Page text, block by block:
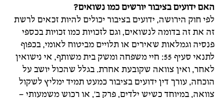
האם ידועים בציבור יורשים כמו נשואים?
לפי חוק הירושה, ידועים בציבור יכולים להיות זכאים לרשת
זה את זה בדומה לנשואים, וגם לזכויות כמו זכויות בכספי
פנסיה וגמלאות שאירים או תלויים מביטוח לאומי, בכפוף
לתנאי סעיף 55: חיי משפחה ומשק בית משותף, אי נישואין
לאחר, ואין צוואה שקובעת אחרת. בגלל שהכול יושב על
הוכחה, עורך דין ידועים בציבור כמעט תמיד ימליץ לשקול
צוואה, במיוחד כשיש ילדים, פרק ב', או רכוש משמעותי –